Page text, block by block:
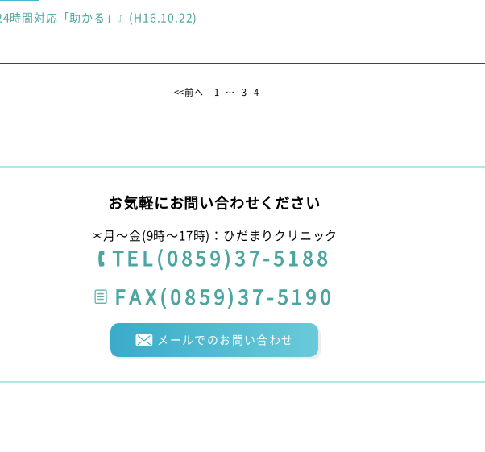
時間対応「助かる」』(H16.10.22)
<<前へ 1 … 3 4
お気軽にお問い合わせください
＊月〜金(9時〜17時)：ひだまりクリニック
TEL(0859)37-5188
FAX(0859)37-5190
メールでのお問い合わせ